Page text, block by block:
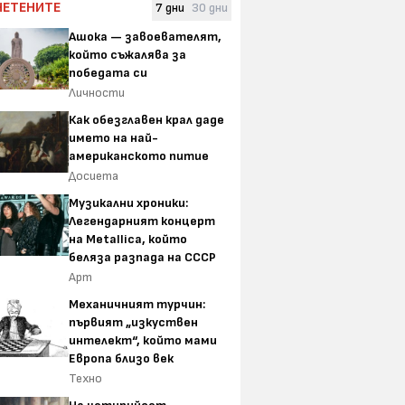
7 дни 30 дни
Ашока — завоевателят,
който съжалява за
победата си
Личности
Как обезглавен крал даде
името на най-
американското питие
Досиета
Музикални хроники:
Легендарният концерт
на Metallica, който
беляза разпада на СССР
Арт
Механичният турчин:
първият „изкуствен
интелект“, който мами
Европа близо век
Техно